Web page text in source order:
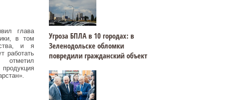
глава
в том
и я
работать
отметил
Угроза БПЛА в 10 городах: в
Зеленодольске обломки
повредили гражданский объект